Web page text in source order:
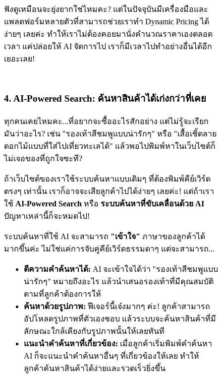
ฟังดูเหมือนจะยุ่งยากใช่ไหมคะ? แต่ในปัจจุบันมีเครื่องมือและ
แพลตฟอร์มหลายตัวที่สามารถช่วยเราทำ Dynamic Pricing ได้
ง่ายๆ เลยค่ะ ทำให้เราไม่ต้องคอยมานั่งคำนวณราคาเองตลอด
เวลา แค่ปล่อยให้ AI จัดการไป เราก็มีเวลาไปทำอย่างอื่นได้อีก
เยอะเลย!
4. AI-Powered Search: ค้นหาสินค้าได้เก่งกว่าที่เคย
ทุกคนเคยไหมคะ...ที่อยากจะซื้ออะไรสักอย่าง แต่ไม่รู้จะเรียก
มันว่าอะไร? เช่น "รองเท้าสีชมพูแบบน่ารักๆ" หรือ "เสื้อเชิ้ตลาย
ดอกไม้แบบที่ใส่ไปเที่ยวทะเลได้" แล้วพอไปพิมพ์หาในเว็บไซต์ก็
ไม่เจอของที่ถูกใจซะที?
ถ้าเว็บไซต์ของเราใช้ระบบค้นหาแบบเดิมๆ ที่ต้องพิมพ์คีย์เวิร์ด
ตรงๆ เท่านั้น เราก็อาจจะเสียลูกค้าไปได้ง่ายๆ เลยค่ะ! แต่ถ้าเรา
ใช้ AI-Powered Search หรือ ระบบค้นหาที่ขับเคลื่อนด้วย AI
ปัญหาเหล่านี้ก็จะหมดไป!
ระบบค้นหาที่ใช้ AI จะสามารถ "เข้าใจ" ภาษาของลูกค้าได้
มากขึ้นค่ะ ไม่ใช่แค่การจับคู่คีย์เวิร์ดธรรมดาๆ แต่จะสามารถ...
ตีความคำค้นหาได้: AI จะเข้าใจได้ว่า "รองเท้าสีชมพูแบบ
น่ารักๆ" หมายถึงอะไร แล้วนำเสนอรองเท้าที่มีคุณสมบัติ
ตามที่ลูกค้าต้องการให้
ค้นหาด้วยรูปภาพ: ฟีเจอร์นี้เจ๋งมากๆ ค่ะ! ลูกค้าสามารถ
อัปโหลดรูปภาพที่ตัวเองชอบ แล้วระบบจะค้นหาสินค้าที่มี
ลักษณะใกล้เคียงกับรูปภาพนั้นให้เลยทันที
แนะนำคำค้นหาที่เกี่ยวข้อง: เมื่อลูกค้าเริ่มพิมพ์คำค้นหา
AI ก็จะแนะนำคำค้นหาอื่นๆ ที่เกี่ยวข้องให้เลย ทำให้
ลูกค้าค้นหาสินค้าได้ง่ายและรวดเร็วยิ่งขึ้น